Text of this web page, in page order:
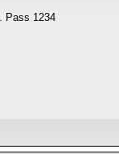
Pass 1234